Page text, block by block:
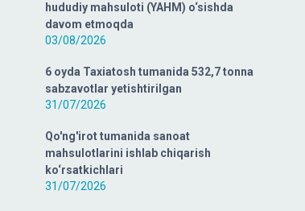
hududiy mahsuloti (YAHM) o‘sishda
davom etmoqda
03/08/2026
6 oyda Taxiatosh tumanida 532,7 tonna
sabzavotlar yetishtirilgan
31/07/2026
Qo'ng'irot tumanida sanoat
mahsulotlarini ishlab chiqarish
ko‘rsatkichlari
31/07/2026